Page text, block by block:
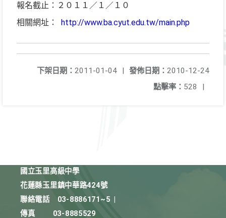
報名截止：２０１１／１／１０
相關網址： http://www.ba.cyut.edu.tw/main.php
發佈日期： 2010-12-24
下架日期： 2011-01-04
|
點擊率： 528 |
國立玉里高級中學
花蓮縣玉里鎮中華路424號
聯絡電話
03-8886171~5
傳真
03-8885529